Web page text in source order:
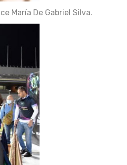
María De Gabriel Silva.